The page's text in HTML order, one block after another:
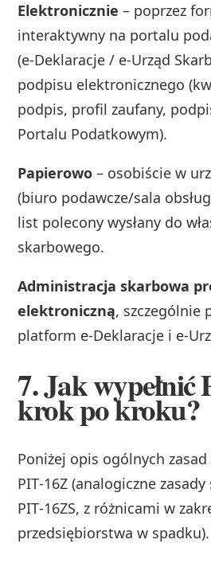
Elektronicznie – poprzez
interaktywny na portalu
(e‑Deklaracje / e‑Urząd
podpisu elektronicznego
podpis, profil zaufany,
Portalu Podatkowym).
Papierowo – osobiście w
(biuro podawcze/sala
list polecony wysłany do
skarbowego.
Administracja skarbowa
elektroniczną, szczególnie
platform e‑Deklaracje i
7. Jak wypełnić
krok po kroku?
Poniżej opis ogólnych zasad
PIT‑16Z (analogiczne
PIT‑16ZS, z różnicami w
przedsiębiorstwa w spadku).